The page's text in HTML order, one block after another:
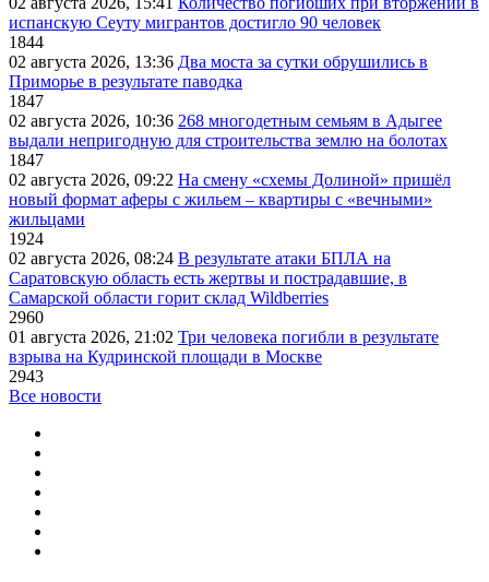
испанскую Сеуту мигрантов достигло 90 человек
1844
02 августа 2026, 13:36 Два моста за сутки обрушились в
Приморье в результате паводка
1847
02 августа 2026, 10:36 268 многодетным семьям в Адыгее
выдали непригодную для строительства землю на болотах
1847
02 августа 2026, 09:22 На смену «схемы Долиной» пришёл
новый формат аферы с жильем – квартиры с «вечными»
жильцами
1924
02 августа 2026, 08:24 В результате атаки БПЛА на
Саратовскую область есть жертвы и пострадавшие, в
Самарской области горит склад Wildberries
2960
01 августа 2026, 21:02 Три человека погибли в результате
взрыва на Кудринской площади в Москве
2943
Все новости